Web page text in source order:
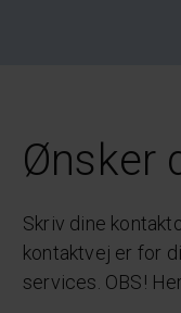
Ønsker
Skriv dine
kontaktvej er for
services. OBS!